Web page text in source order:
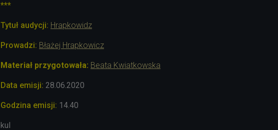
***
Tytuł audycji: Hrapkowidz
Prowadzi: Błażej Hrapkowicz
Materiał przygotowała: Beata Kwiatkowska
Data emisji: 28.06.2020
Godzina emisji: 14.40
kul